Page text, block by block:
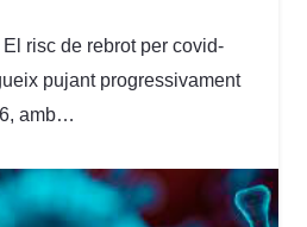
risc de rebrot per covid-
pujant progressivament
amb…